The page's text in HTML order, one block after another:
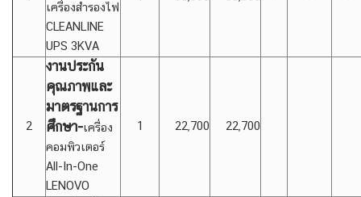
เครื่องสำรองไฟ
CLEANLINE
UPS 3KVA
2
งานประกัน
คุณภาพและ
มาตรฐานการ
ศึกษา-เครื่อง
คอมพิวเตอร์
All-In-One
LENOVO
1 22,700 22,700